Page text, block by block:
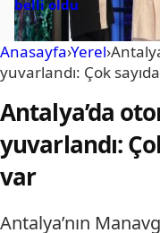
belli oldu
Anasayfa›Yerel›
yuvarlandı: Çok
Antalya’da
yuvarlandı:
var
Antalya’nın